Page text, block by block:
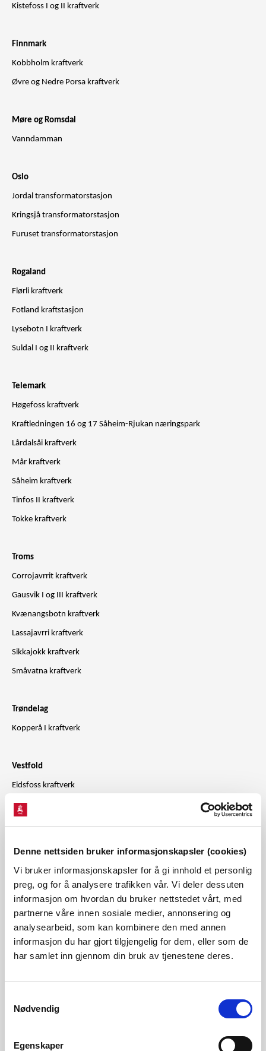
Denne nettsiden bruker informasjonskapsler (cookies)
Vi bruker informasjonskapsler for å gi innhold et personlig
preg, og for å analysere trafikken vår. Vi deler dessuten
informasjon om hvordan du bruker nettstedet vårt, med
partnerne våre innen sosiale medier, annonsering og
analysearbeid, som kan kombinere den med annen
informasjon du har gjort tilgjengelig for dem, eller som de
har samlet inn gjennom din bruk av tjenestene deres.
Nødvendig
Egenskaper
Kistefoss I og II kraftverk
Finnmark
Kobbholm kraftverk
Øvre og Nedre Porsa kraftverk
Møre og Romsdal
Vanndamman
Oslo
Jordal transformatorstasjon
Kringsjå transformatorstasjon
Furuset transformatorstasjon
Rogaland
Flørli kraftverk
Fotland kraftstasjon
Lysebotn I kraftverk
Suldal I og II kraftverk
Telemark
Høgefoss kraftverk
Kraftledningen 16 og 17 Såheim-Rjukan næringspark
Lårdalsåi kraftverk
Mår kraftverk
Såheim kraftverk
Tinfos II kraftverk
Tokke kraftverk
Troms
Corrojavrrit kraftverk
Gausvik I og III kraftverk
Kvænangsbotn kraftverk
Lassajavrri kraftverk
Sikkajokk kraftverk
Småvatna kraftverk
Trøndelag
Kopperå I kraftverk
Vestfold
Eidsfoss kraftverk
Fritzøe kraftverk
Skagen kraftverksportal
Tyin provisoriske kraftverk
Tyinosen dam
Tysso II kraftverk
Valen I, II og III kraftverk
Borregaard kraftverk